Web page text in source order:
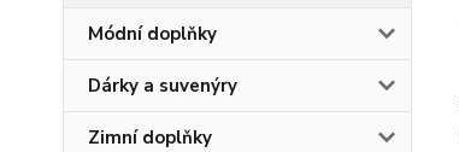
Módní doplňky
Dárky a suvenýry
Zimní doplňky